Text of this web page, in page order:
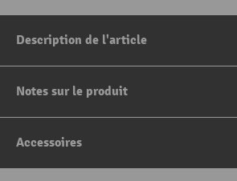
Description de l'article
Notes sur le produit
Accessoires